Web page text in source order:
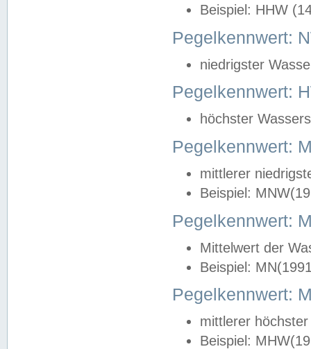
Beispiel: HHW
Pegelkennwert:
niedrigster
Pegelkennwert:
höchster
Pegelkennwert:
mittlerer
Beispiel:
Pegelkennwert:
Mittelwert der
Beispiel:
Pegelkennwert:
mittlerer
Beispiel: